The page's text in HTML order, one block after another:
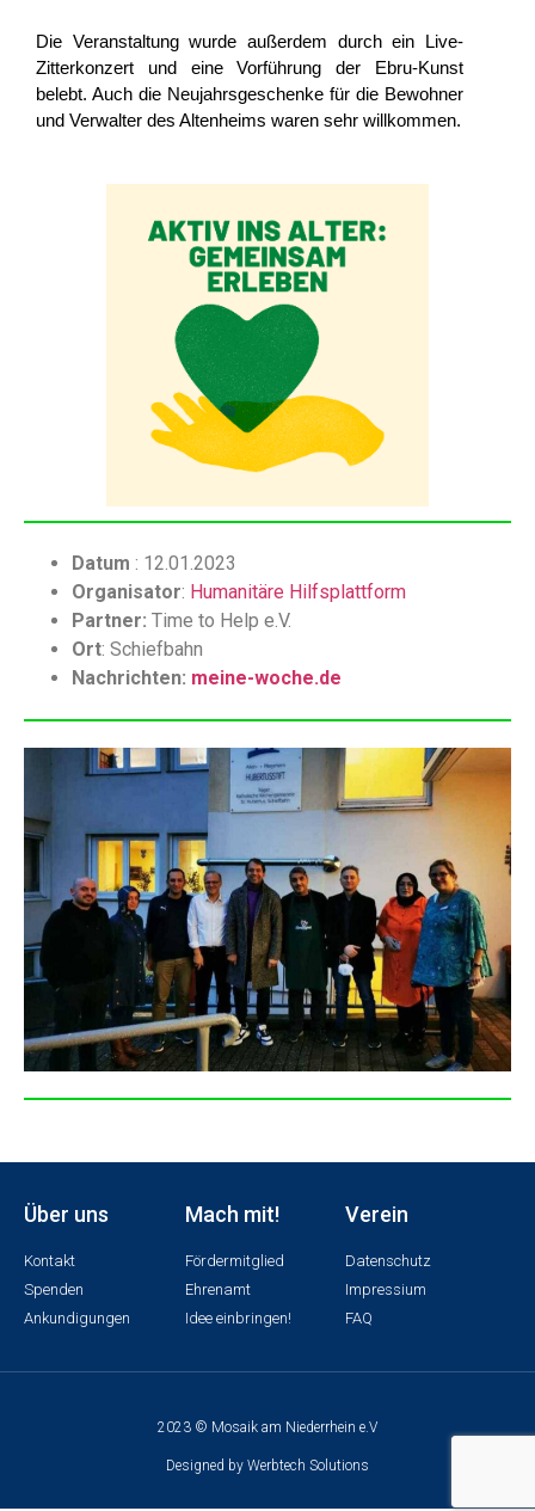
Die Veranstaltung wurde außerdem durch ein Live-
Zitterkonzert und eine Vorführung der Ebru-Kunst
belebt. Auch die Neujahrsgeschenke für die Bewohner
und Verwalter des Altenheims waren sehr willkommen.
Datum : 12.01.2023
Organisator: Humanitäre Hilfsplattform
Partner: Time to Help e.V.
Ort: Schiefbahn
Nachrichten: meine-woche.de
Über uns
Kontakt
Spenden
Ankundigungen
Mach mit!
Fördermitglied
Ehrenamt
Idee einbringen!
Verein
Datenschutz
Impressium
FAQ
2023 © Mosaik am Niederrhein e.V
Designed by Werbtech Solutions